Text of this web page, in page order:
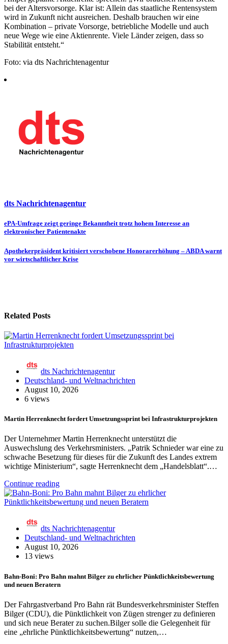
bei der Altersvorsorge. Klar ist: Allein das staatliche Rentensystem
wird in Zukunft nicht ausreichen. Deshalb brauchen wir eine
Kombination – private Vorsorge, betriebliche Modelle und auch
neue Wege wie eine Aktienrente. Viele Länder zeigen, dass so
Stabilität entsteht.“
Foto: via dts Nachrichtenagentur
dts Nachrichtenagentur
Beitragsnavigation
ePA-Umfrage zeigt geringe Bekanntheit trotz hohem Interesse an
elektronischer Patientenakte
Apothekerpräsident kritisiert verschobene Honorarerhöhung – ABDA warnt
vor wirtschaftlicher Krise
Related Posts
dts Nachrichtenagentur
Deutschland- und Weltnachrichten
August 10, 2026
6 views
Martin Herrenknecht fordert Umsetzungssprint bei Infrastrukturprojekten
Der Unternehmer Martin Herrenknecht unterstützt die
Auswechslung des Verkehrsministers. „Patrik Schnieder war eine zu
schwache Besetzung für dieses für die Zukunft des Landes extrem
wichtige Ministerium“, sagte Herrenknecht dem „Handelsblatt“.…
Continue reading
dts Nachrichtenagentur
Deutschland- und Weltnachrichten
August 10, 2026
13 views
Bahn-Boni: Pro Bahn mahnt Bilger zu ehrlicher Pünktlichkeitsbewertung
und neuen Beratern
Der Fahrgastverband Pro Bahn rät Bundesverkehrsminister Steffen
Bilger (CDU), die Pünktlichkeit von Zügen strenger zu definieren
und sich neue Berater zu suchen.Bilger solle die Gelegenheit für
eine „ehrliche Pünktlichkeitsbewertung“ nutzen,…